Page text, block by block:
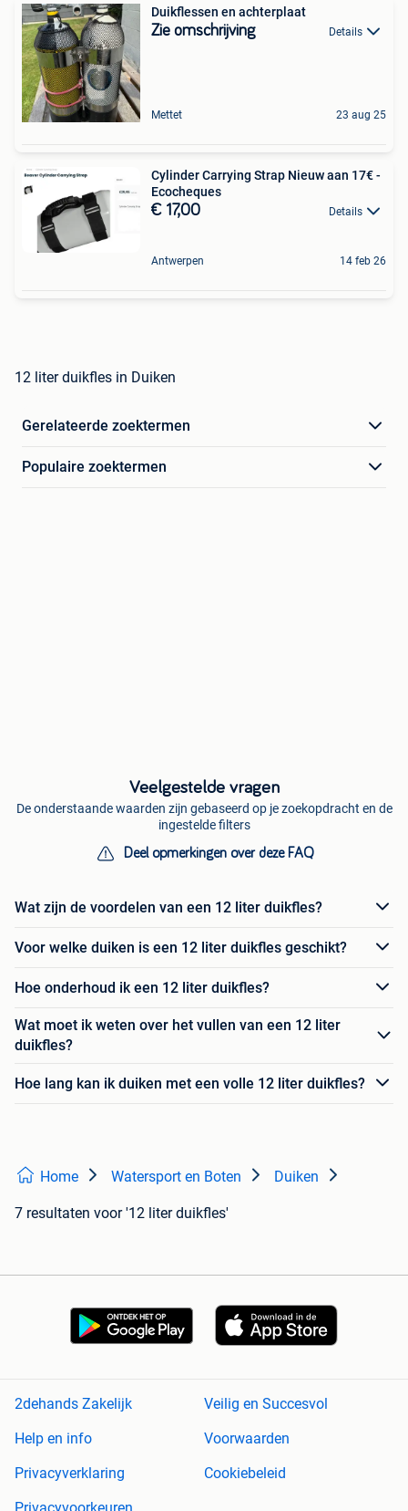
Duikflessen en achterplaat
Zie omschrijving Details
Mettet 23 aug 25
Cylinder Carrying Strap Nieuw aan 17€ -
Ecocheques
€ 17,00 Details
Antwerpen 14 feb 26
12 liter duikfles in Duiken
Gerelateerde zoektermen
Populaire zoektermen
Veelgestelde vragen
De onderstaande waarden zijn gebaseerd op je zoekopdracht en de
ingestelde filters
Deel opmerkingen over deze FAQ
Wat zijn de voordelen van een 12 liter duikfles?
Voor welke duiken is een 12 liter duikfles geschikt?
Hoe onderhoud ik een 12 liter duikfles?
Wat moet ik weten over het vullen van een 12 liter
duikfles?
Hoe lang kan ik duiken met een volle 12 liter duikfles?
Home Watersport en Boten Duiken
7 resultaten voor '12 liter duikfles'
2dehands Zakelijk
Veilig en Succesvol
Help en info
Voorwaarden
Privacyverklaring
Cookiebeleid